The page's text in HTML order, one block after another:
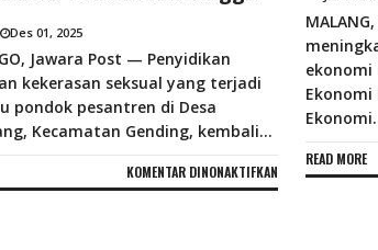
Des 01, 2025
Jawara Post — Penyidikan
kekerasan seksual yang terjadi
pondok pesantren di Desa
Kecamatan Gending, kembali...
KOMENTAR DINONAKTIFKAN
TERSANGKA
READ MORE